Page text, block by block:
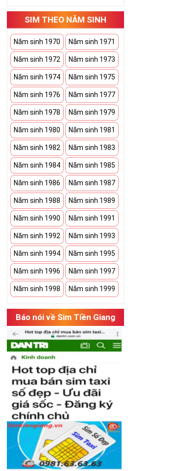
SIM THEO NĂM SINH
Năm sinh 1970 Năm sinh 1971
Năm sinh 1972 Năm sinh 1973
Năm sinh 1974 Năm sinh 1975
Năm sinh 1976 Năm sinh 1977
Năm sinh 1978 Năm sinh 1979
Năm sinh 1980 Năm sinh 1981
Năm sinh 1982 Năm sinh 1983
Năm sinh 1984 Năm sinh 1985
Năm sinh 1986 Năm sinh 1987
Năm sinh 1988 Năm sinh 1989
Năm sinh 1990 Năm sinh 1991
Năm sinh 1992 Năm sinh 1993
Năm sinh 1994 Năm sinh 1995
Năm sinh 1996 Năm sinh 1997
Năm sinh 1998 Năm sinh 1999
Báo nói về Sim Tiền Giang